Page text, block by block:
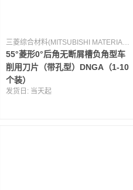
三菱综合材料(MITSUBISHI MATERIALS) [日本]
55°菱形0°后角无断屑槽负角型车
削用刀片（带孔型）DNGA（1-10
个装）
发货日: 当天起